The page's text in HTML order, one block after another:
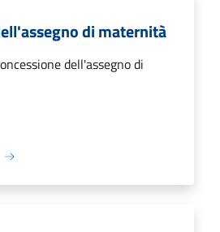
di maternità
dell'assegno di